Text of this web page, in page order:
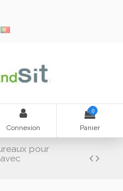
Connexion
0
Panier
pour